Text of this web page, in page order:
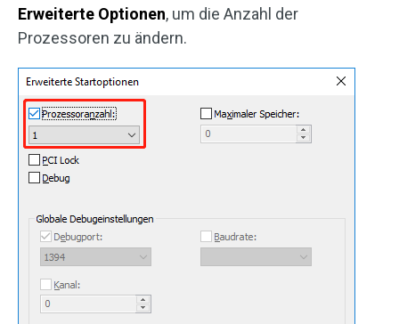
Erweiterte Optionen, um die Anzahl der
Prozessoren zu ändern.